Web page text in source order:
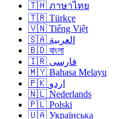
🇹🇭 ภาษาไทย
🇹🇷 Türkçe
🇻🇳 Tiếng Việt
🇸🇦 العربية
🇧🇩 বাংলা
🇮🇷 فارسی
🇲🇾 Bahasa Melayu
🇵🇰 اردو
🇳🇱 Nederlands
🇵🇱 Polski
🇺🇦 Українська